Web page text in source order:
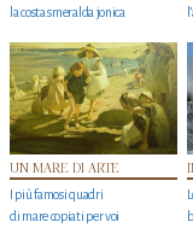
la costa smeralda jonica
UN MARE DI ARTE
I più famosi quadri
di mare copiati per voi